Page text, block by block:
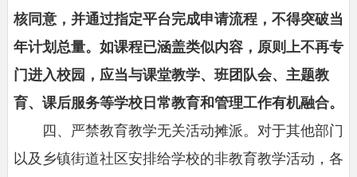
核同意，并通过指定平台完成申请流程，不得突破当
年计划总量。如课程已涵盖类似内容，原则上不再专
门进入校园，应当与课堂教学、班团队会、主题教
育、课后服务等学校日常教育和管理工作有机融合。
四、严禁教育教学无关活动摊派。对于其他部门
以及乡镇街道社区安排给学校的非教育教学活动，各